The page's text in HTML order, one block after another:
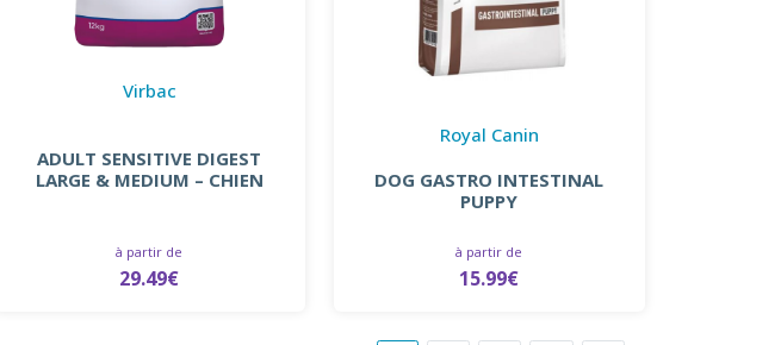
Virbac
ADULT SENSITIVE DIGEST
LARGE & MEDIUM – CHIEN
à partir de
29.49€
Royal Canin
DOG GASTRO INTESTINAL
PUPPY
à partir de
15.99€